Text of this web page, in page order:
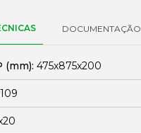
DOCUMENTAÇÃO
(mm): 475x875x200